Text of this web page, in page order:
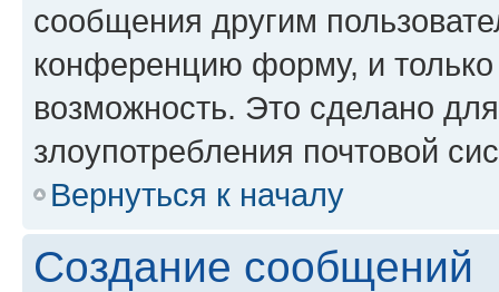
сообщения другим
конференцию форму, и
возможность. Это сделано
злоупотребления почтовой
Вернуться к началу
Создание сообщений